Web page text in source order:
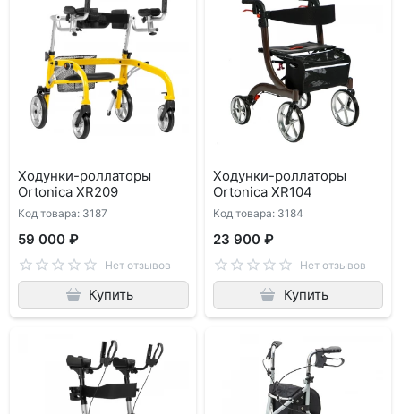
Ходунки-роллаторы
Ortonica XR209
Код товара: 3187
59 000 ₽
Нет отзывов
Купить
Ходунки-роллаторы
Ortonica XR104
Код товара: 3184
23 900 ₽
Нет отзывов
Купить